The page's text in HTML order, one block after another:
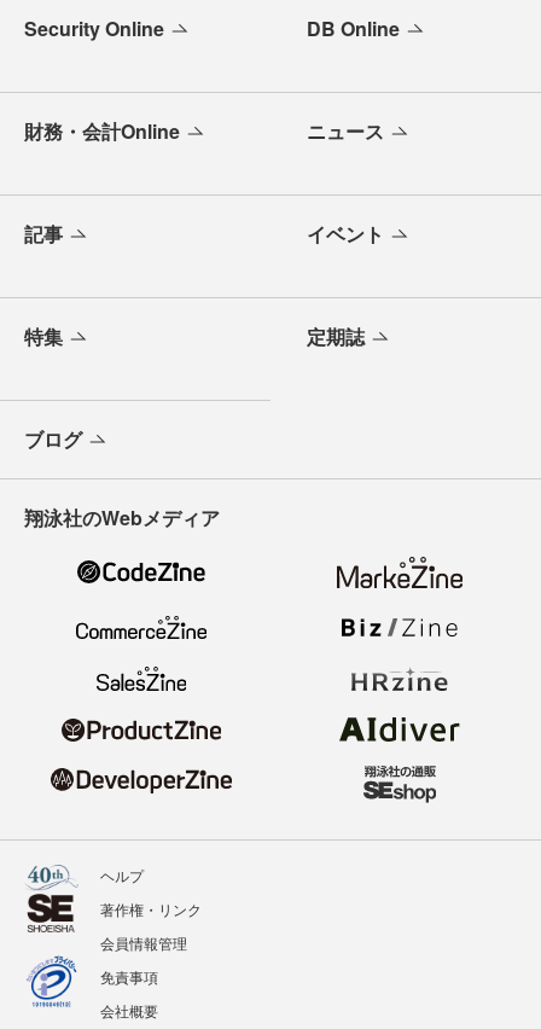
Security Online DB Online
財務・会計Online ニュース
記事 イベント
特集 定期誌
ブログ
翔泳社のWebメディア
ヘルプ
著作権・リンク
会員情報管理
免責事項
会社概要